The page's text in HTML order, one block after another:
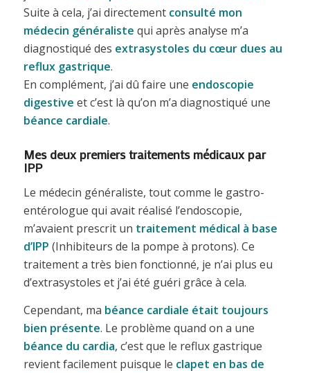
Suite à cela, j’ai directement consulté mon
médecin généraliste qui après analyse m’a
diagnostiqué des extrasystoles du cœur dues au
reflux gastrique.
En complément, j’ai dû faire une endoscopie
digestive et c’est là qu’on m’a diagnostiqué une
béance cardiale.
Mes deux premiers traitements médicaux par
IPP
Le médecin généraliste, tout comme le gastro-
entérologue qui avait réalisé l’endoscopie,
m’avaient prescrit un traitement médical à base
d’IPP (Inhibiteurs de la pompe à protons). Ce
traitement a très bien fonctionné, je n’ai plus eu
d’extrasystoles et j’ai été guéri grâce à cela.
Cependant, ma béance cardiale était toujours
bien présente. Le problème quand on a une
béance du cardia, c’est que le reflux gastrique
revient facilement puisque le clapet en bas de